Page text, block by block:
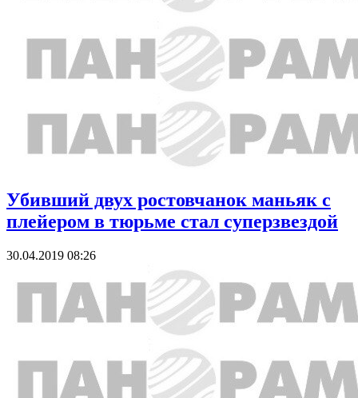
Убивший двух ростовчанок маньяк с
плейером в тюрьме стал суперзвездой
30.04.2019 08:26